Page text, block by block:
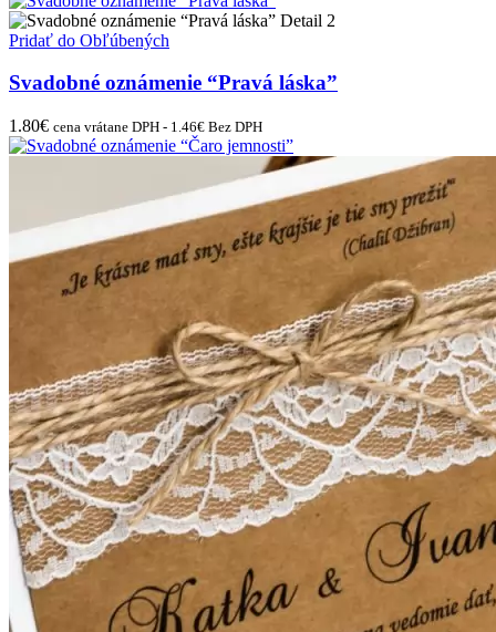
Pridať do Obľúbených
Svadobné oznámenie “Pravá láska”
1.80€ cena vrátane DPH - 1.46€ Bez DPH